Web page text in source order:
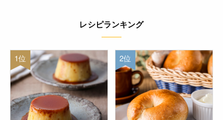
レシピランキング
1位 2位